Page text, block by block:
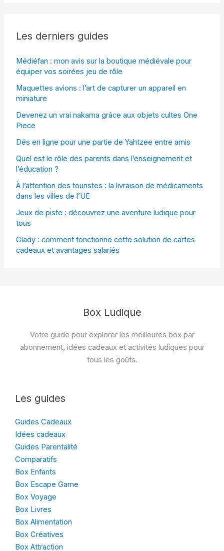
Les derniers guides
Médiéfan : mon avis sur la boutique médiévale pour
équiper vos soirées jeu de rôle
Maquettes avions : l’art de capturer un appareil en
miniature
Devenez un vrai nakama grâce aux objets cultes One
Piece
Dés en ligne pour une partie de Yahtzee entre amis
Quel est le rôle des parents dans l’enseignement et
l’éducation ?
À l’attention des touristes : la livraison de médicaments
dans les villes de l’UE
Jeux de piste : découvrez une aventure ludique pour
tous
Glady : comment fonctionne cette solution de cartes
cadeaux et avantages salariés
Box Ludique
Votre guide pour explorer les meilleures box par
abonnement, idées cadeaux et activités ludiques pour
tous les goûts.
Les guides
Guides Cadeaux
Idées cadeaux
Guides Parentalité
Comparatifs
Box Enfants
Box Escape Game
Box Voyage
Box Livres
Box Alimentation
Box Créatives
Box Attraction